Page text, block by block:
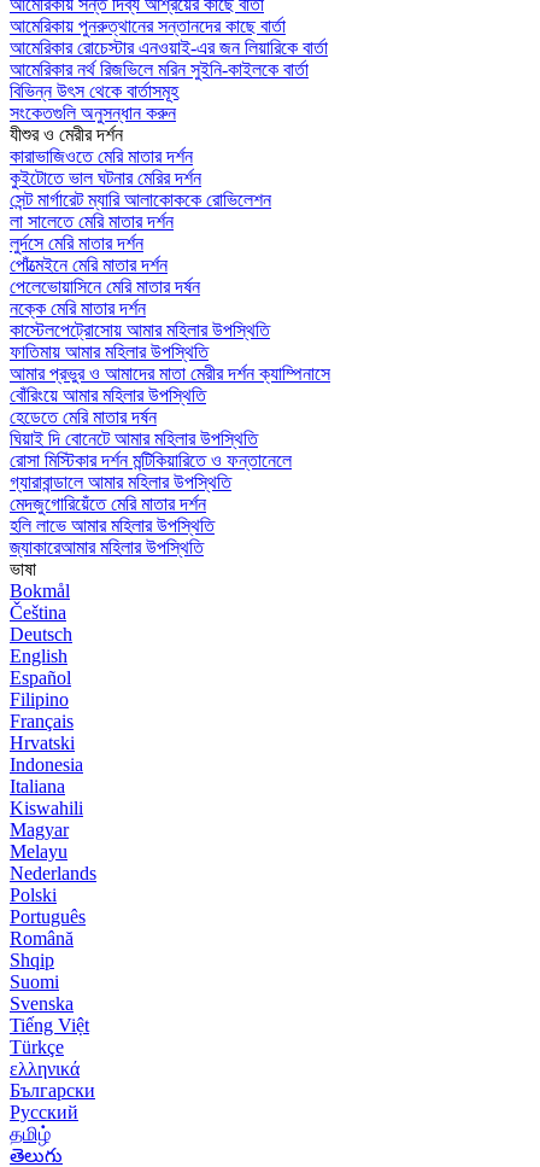
আমেরিকায় পুনরুত্থানের সন্তানদের কাছে বার্তা
আমেরিকার রোচেস্টার এনওয়াই-এর জন লিয়ারিকে বার্তা
আমেরিকার নর্থ রিজভিলে মরিন সুইনি-কাইলকে বার্তা
বিভিন্ন উৎস থেকে বার্তাসমূহ
সংকেতগুলি অনুসন্ধান করুন
যীশুর ও মেরীর দর্শন
কারাভাজিওতে মেরি মাতার দর্শন
কুইটোতে ভাল ঘটনার মেরির দর্শন
সেন্ট মার্গারেট ম্যারি আলাকোককে রোভিলেশন
লা সালেতে মেরি মাতার দর্শন
লুর্দসে মেরি মাতার দর্শন
পোঁত্মেইনে মেরি মাতার দর্শন
পেলেভোয়াসিনে মেরি মাতার দর্ষন
নক্কে মেরি মাতার দর্শন
কাস্টেলপেট্রোসোয় আমার মহিলার উপস্থিতি
ফাতিমায় আমার মহিলার উপস্থিতি
আমার প্রভুর ও আমাদের মাতা মেরীর দর্শন ক্যাম্পিনাসে
বোঁরিংয়ে আমার মহিলার উপস্থিতি
হেডেতে মেরি মাতার দর্ষন
ঘিয়াই দি বোনেটে আমার মহিলার উপস্থিতি
রোসা মিস্টিকার দর্শন মন্টিকিয়ারিতে ও ফন্তানেলে
গ্যারাবান্ডালে আমার মহিলার উপস্থিতি
মেদজুগোরিয়েঁতে মেরি মাতার দর্শন
হলি লাভে আমার মহিলার উপস্থিতি
জ্যাকারেআমার মহিলার উপস্থিতি
ভাষা
Bokmål
Čeština
Deutsch
English
Español
Filipino
Français
Hrvatski
Indonesia
Italiana
Kiswahili
Magyar
Melayu
Nederlands
Polski
Português
Română
Shqip
Suomi
Svenska
Tiếng Việt
Türkçe
ελληνικά
Български
Русский
தமிழ்
తెలుగు